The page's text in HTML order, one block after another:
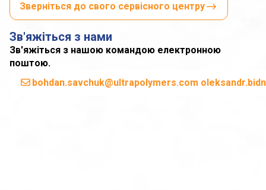
Зверніться до свого сервісного центру
Зв'яжіться з нами
Зв'яжіться з нашою командою електронною
поштою.
bohdan.savchuk@ultrapolymers.com